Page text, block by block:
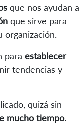
que nos ayudan a
que sirve para
organización.
para establecer
tendencias y
quizá sin
mucho tiempo.